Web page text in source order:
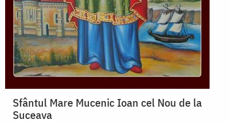
Sfântul Mare Mucenic Ioan cel Nou de la
Suceava